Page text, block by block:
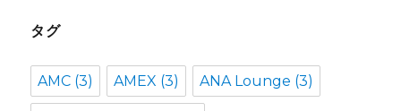
タグ
AMC (3) AMEX (3) ANA Lounge (3)